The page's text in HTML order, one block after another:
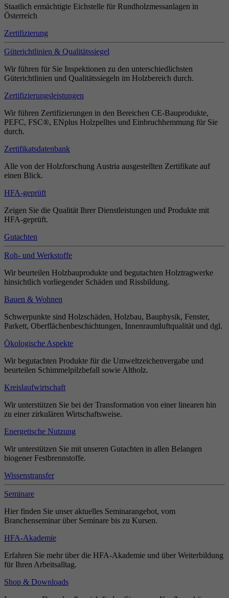
Staatlich ermächtigte Eichstelle für Rundholzmessanlagen in
Österreich
Zertifizierung
Güterichtlinien & Qualitätssiegel
Wir führen für Sie Inspektionen zu den unterschiedlichsten
Güterichtlinien und Qualitätssiegeln im Holzbereich durch.
Zertifizierungsleistungen
Wir führen Zertifizierungen in den Bereichen CE-Bauprodukte,
PEFC, FSC®, ENplus Holzpelltes und Einbruchhemmung für Sie
durch.
Zertifikatsdatenbank
Alle von der Holzforschung Austria ausgestellten Zertifikate auf
einen Blick.
HFA-geprüft
Zeigen Sie die Qualität Ihrer Dienstleistungen und Produkte mit
HFA-geprüft.
Gutachten
Roh- und Werkstoffe
Wir beurteilen Holzbauprodukte und begutachten Holztragwerke
hinsichtlich vorliegender Schäden und Rissbildung.
Bauen & Wohnen
Schwerpunkte sind Holzschäden, Holzbau, Bauphysik, Fenster,
Parkett, Oberflächenbeschichtungen, Innenraumluftqualität und dgl.
Ökologische Aspekte
Wir begutachten Produkte für die Umweltzeichenvergabe und
beurteilen Schimmelpilzbefall sowie Altholz.
Kreislaufwirtschaft
Wir unterstützen Sie bei der Transformation von einer linearen hin
zu einer zirkulären Wirtschaftsweise.
Energetische Nutzung
Wir unterstützen Sie mit unseren Gutachten in allen Belangen
biogener Festbrennstoffe.
Wissenstransfer
Seminare
Hier finden Sie unser aktuelles Seminarangebot, vom
Branchenseminar über Seminare bis zu Kursen.
HFA-Akademie
Erfahren Sie mehr über die HFA-Akademie und über Weiterbildung
für Ihren Arbeitsalltag.
Shop & Downloads